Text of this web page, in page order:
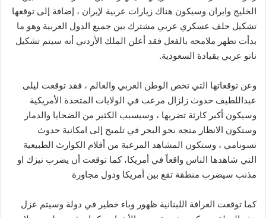
الخليج وايران وسيكون هناك زيارات عربية لإيران ، إضافة إلى توقعها
تشكيل حلف عسكري عربي مشترك بين جميع الدول العربية وهو ما
بدأت تظهر ملامحه بالفعل فقد أعلن الملك الأردني أنه سيتم تشكيل
ناتو عربي بقيادة السعودية.
وعن توقعاتها التي تخص الوطن العربي والعالم ، فقد توقعت ليلى
عبداللطيف حدوث زلزال مرعب في الولايات المتحدة الأمريكية
وسيكون أكبر كارثة تضربها ، وسيسبب الكثير من الضحايا والدمار
وستكون الانظار متجه نحو البحر في تلميح إلى امكانية حدوث
تسونامي ، وستكون المشاهد المرعبة من أفلام الكوارث الطبيعية
التي شاهدها الناس واقعاً في أمريكا، كما توقعت أن يضرب نيزك او
مذنب سيضرب منطقة تقع بين أمريكا ودول مجاورة
كما توقعت العرافة اللبنانية ظهور وباء خطير في دولة وسيتم عزل